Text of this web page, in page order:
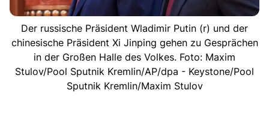
Der russische Präsident Wladimir Putin (r) und der
chinesische Präsident Xi Jinping gehen zu Gesprächen
in der Großen Halle des Volkes. Foto: Maxim
Stulov/Pool Sputnik Kremlin/AP/dpa - Keystone/Pool
Sputnik Kremlin/Maxim Stulov